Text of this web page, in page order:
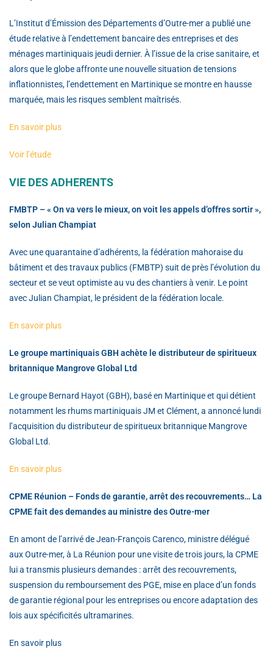
L’Institut d’Émission des Départements d’Outre-mer a publié une
étude relative à l’endettement bancaire des entreprises et des
ménages martiniquais jeudi dernier. À l’issue de la crise sanitaire, et
alors que le globe affronte une nouvelle situation de tensions
inflationnistes, l’endettement en Martinique se montre en hausse
marquée, mais les risques semblent maîtrisés.
En savoir plus
Voir l’étude
VIE DES ADHERENTS
FMBTP – « On va vers le mieux, on voit les appels d’offres sortir »,
selon Julian Champiat
Avec une quarantaine d’adhérents, la fédération mahoraise du
bâtiment et des travaux publics (FMBTP) suit de près l’évolution du
secteur et se veut optimiste au vu des chantiers à venir. Le point
avec Julian Champiat, le président de la fédération locale.
En savoir plus
Le groupe martiniquais GBH achète le distributeur de spiritueux
britannique Mangrove Global Ltd
Le groupe Bernard Hayot (GBH), basé en Martinique et qui détient
notamment les rhums martiniquais JM et Clément, a annoncé lundi
l’acquisition du distributeur de spiritueux britannique Mangrove
Global Ltd.
En savoir plus
CPME Réunion – Fonds de garantie, arrêt des recouvrements… La
CPME fait des demandes au ministre des Outre-mer
En amont de l’arrivé de Jean-François Carenco, ministre délégué
aux Outre-mer, à La Réunion pour une visite de trois jours, la CPME
lui a transmis plusieurs demandes : arrêt des recouvrements,
suspension du remboursement des PGE, mise en place d’un fonds
de garantie régional pour les entreprises ou encore adaptation des
lois aux spécificités ultramarines.
En savoir plus